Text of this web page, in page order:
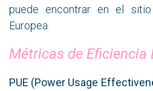
puede encontrar en el
Europea.
Métricas de Eficiencia
PUE (Power Usage